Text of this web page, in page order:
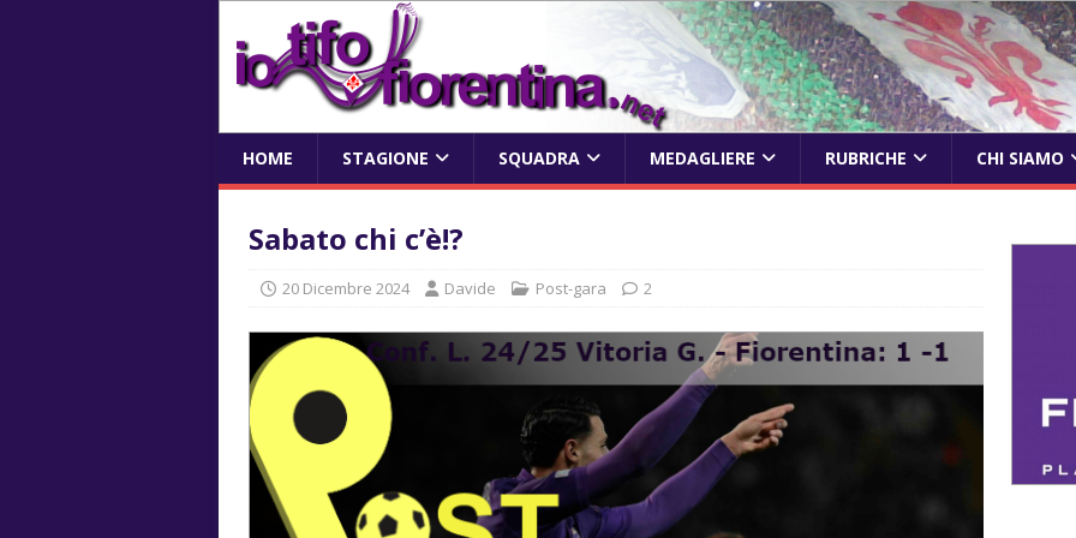
HOME STAGIONE SQUADRA MEDAGLIERE RUBRICHE CHI SIAMO
Sabato chi c’è!?
20 Dicembre 2024 Davide Post-gara 2